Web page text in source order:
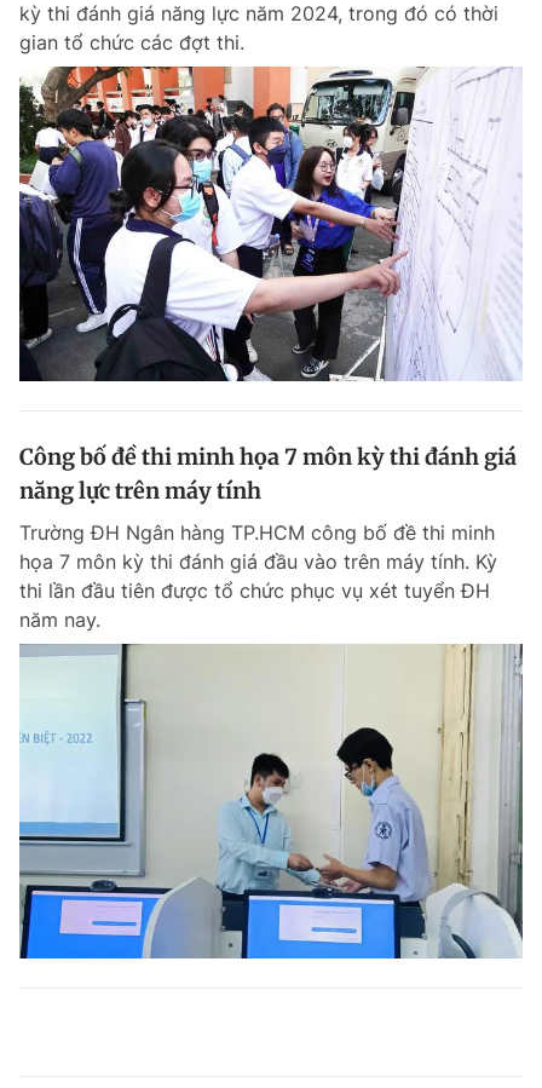
kỳ thi đánh giá năng lực năm 2024, trong đó có thời
gian tổ chức các đợt thi.
Công bố đề thi minh họa 7 môn kỳ thi đánh giá
năng lực trên máy tính
Trường ĐH Ngân hàng TP.HCM công bố đề thi minh
họa 7 môn kỳ thi đánh giá đầu vào trên máy tính. Kỳ
thi lần đầu tiên được tổ chức phục vụ xét tuyển ĐH
năm nay.